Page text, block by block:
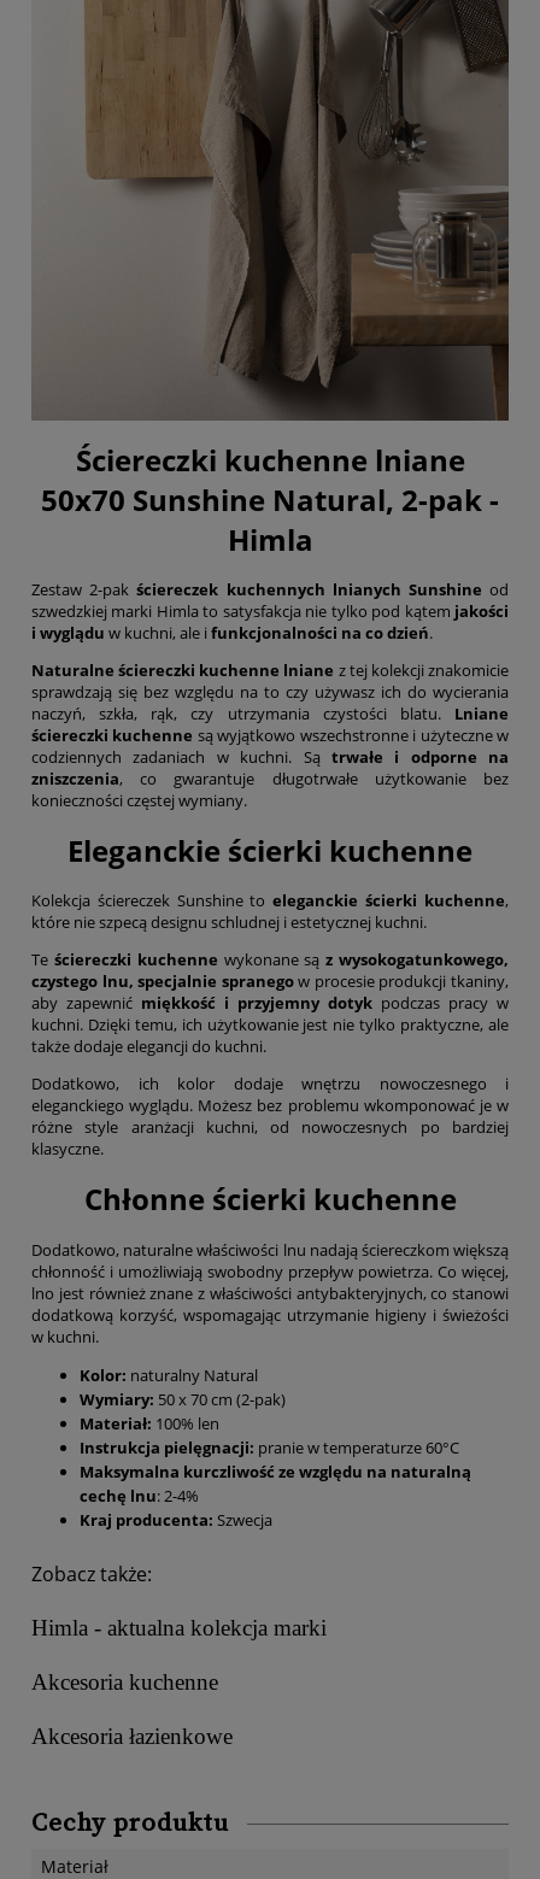
Ściereczki kuchenne lniane
50x70 Sunshine Natural, 2-pak -
Himla
Zestaw 2-pakściereczek kuchennych lnianych Sunshine od
szwedzkiej marki Himla to satysfakcja nie tylko pod kątem jakości
i wyglądu w kuchni, ale i funkcjonalności na co dzień.
Naturalne ściereczki kuchenne lniane z tej kolekcji znakomicie
sprawdzają się bez względu na to czy używasz ich do wycierania
naczyń, szkła, rąk, czy utrzymania czystości blatu. Lniane
ściereczki kuchenne są wyjątkowo wszechstronne i użyteczne w
codziennych zadaniach w kuchni. Są trwałe i odporne na
zniszczenia, co gwarantuje długotrwałe użytkowanie bez
konieczności częstej wymiany.
Eleganckie ścierki kuchenne
Kolekcja ściereczek Sunshine toeleganckie ścierki kuchenne,
które nie szpecą designu schludnej i estetycznej kuchni.
Te ściereczki kuchenne wykonane sąz wysokogatunkowego,
czystego lnu, specjalnie spranegow procesie produkcji tkaniny,
aby zapewnić miękkość i przyjemny dotyk podczas pracy w
kuchni. Dzięki temu, ich użytkowanie jest nie tylko praktyczne, ale
także dodaje elegancji do kuchni.
Dodatkowo, ich kolor dodaje wnętrzu nowoczesnego i
eleganckiego wyglądu. Możesz bez problemu wkomponować je w
różne style aranżacji kuchni, od nowoczesnych po bardziej
klasyczne.
Chłonne ścierki kuchenne
Dodatkowo, naturalne właściwości lnu nadają ściereczkom większą
chłonność i umożliwiają swobodny przepływ powietrza. Co więcej,
lno jest również znane z właściwości antybakteryjnych, co stanowi
dodatkową korzyść, wspomagając utrzymanie higieny i świeżości
w kuchni.
Kolor: naturalny Natural
Wymiary: 50 x 70 cm (2-pak)
Materiał: 100% len
Instrukcja pielęgnacji: pranie w temperaturze 60°C
Maksymalna kurczliwość ze względu na naturalną
cechę lnu: 2-4%
Kraj producenta: Szwecja
Zobacz także:
Himla - aktualna kolekcja marki
Akcesoria kuchenne
Akcesoria łazienkowe
Cechy produktu
Materiał